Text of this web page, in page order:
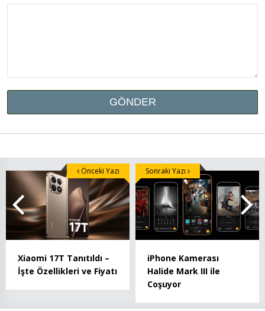
Xiaomi 17T Tanıtıldı –
İşte Özellikleri ve Fiyatı
Önceki Yazı
iPhone Kamerası
Halide Mark III ile
Coşuyor
Sonraki Yazı